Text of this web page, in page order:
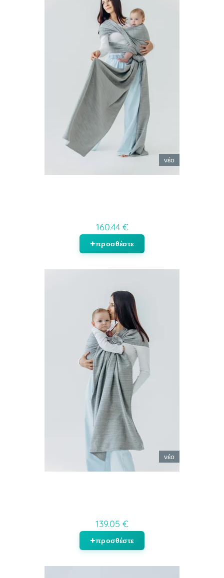
νέο
160.44 €
προσθέστε
νέο
139.05 €
προσθέστε